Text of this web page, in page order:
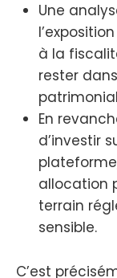
Une
à la
rester
En
d’investir
allocation
terrain
sensible.
C’est